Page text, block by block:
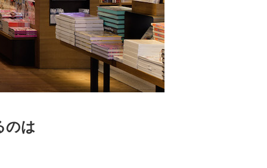
店
屋
屋
のは